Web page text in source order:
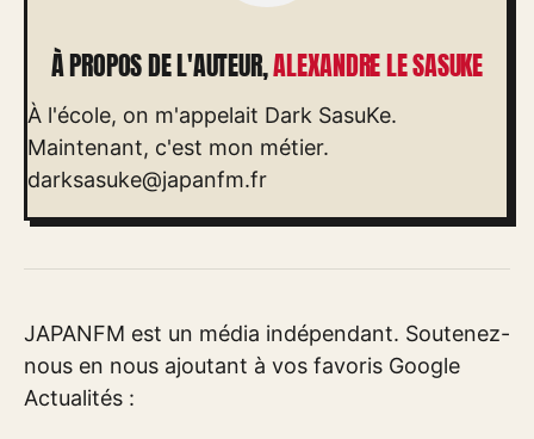
À PROPOS DE L'AUTEUR,ALEXANDRE LE SASUKE
À l'école, on m'appelait Dark SasuKe.
Maintenant, c'est mon métier.
darksasuke@japanfm.fr
JAPANFM est un média indépendant. Soutenez-
nous en nous ajoutant à vos favoris Google
Actualités :